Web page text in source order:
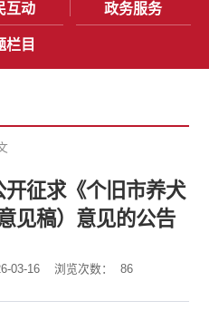
互动 政务服务
栏目
征求《个旧市养犬
见稿）意见的公告
03-16 浏览次数： 86